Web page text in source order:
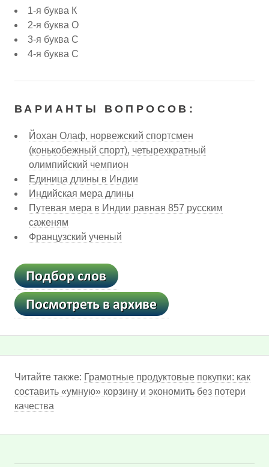
1-я буква К
2-я буква О
3-я буква С
4-я буква С
ВАРИАНТЫ ВОПРОСОВ:
Йохан Олаф, норвежский спортсмен
(конькобежный спорт), четырехкратный
олимпийский чемпион
Единица длины в Индии
Индийская мера длины
Путевая мера в Индии равная 857 русским
саженям
Французский ученый
Читайте также: Грамотные продуктовые покупки: как
составить «умную» корзину и экономить без потери
качества